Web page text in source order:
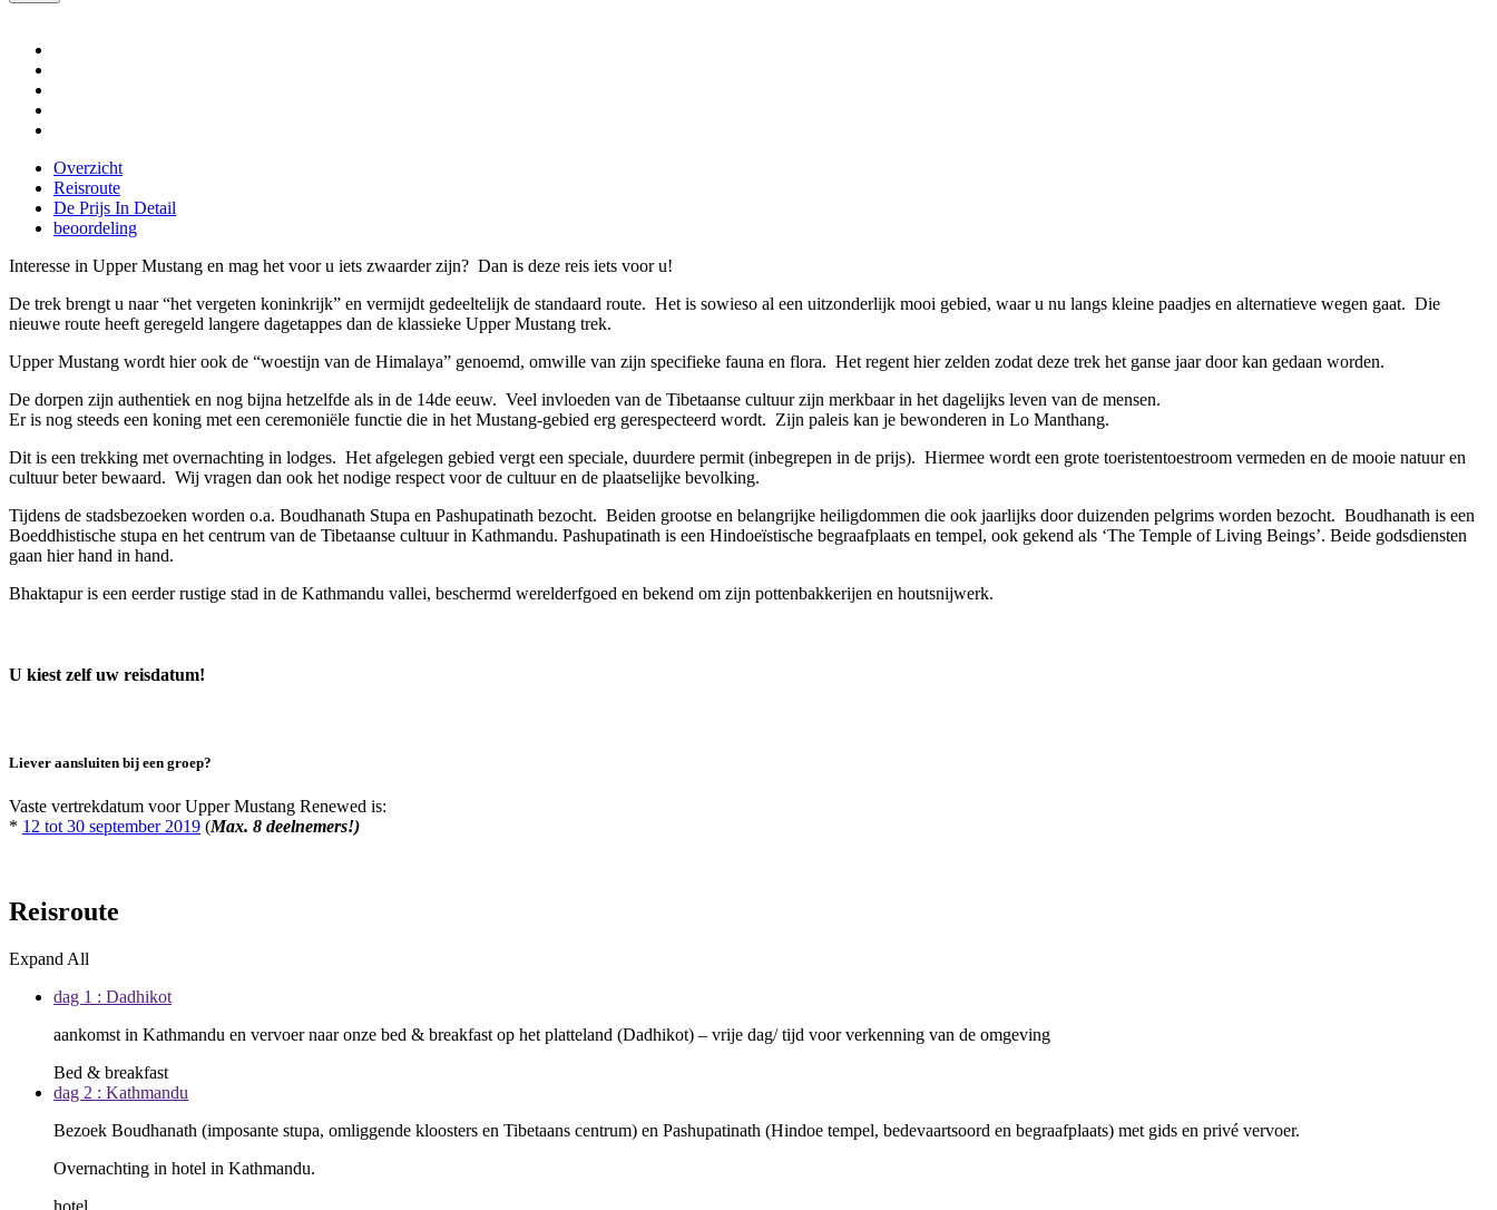
Overzicht
Reisroute
De Prijs In Detail
beoordeling
Interesse in Upper Mustang en mag het voor u iets zwaarder zijn? Dan is deze reis iets voor u!
De trek brengt u naar “het vergeten koninkrijk” en vermijdt gedeeltelijk de standaard route. Het is sowieso al een uitzonderlijk mooi gebied, waar u nu langs kleine paadjes en alternatieve wegen gaat. Die
nieuwe route heeft geregeld langere dagetappes dan de klassieke Upper Mustang trek.
Upper Mustang wordt hier ook de “woestijn van de Himalaya” genoemd, omwille van zijn specifieke fauna en flora. Het regent hier zelden zodat deze trek het ganse jaar door kan gedaan worden.
De dorpen zijn authentiek en nog bijna hetzelfde als in de 14de eeuw. Veel invloeden van de Tibetaanse cultuur zijn merkbaar in het dagelijks leven van de mensen.
Er is nog steeds een koning met een ceremoniële functie die in het Mustang-gebied erg gerespecteerd wordt. Zijn paleis kan je bewonderen in Lo Manthang.
Dit is een trekking met overnachting in lodges. Het afgelegen gebied vergt een speciale, duurdere permit (inbegrepen in de prijs). Hiermee wordt een grote toeristentoestroom vermeden en de mooie natuur en
cultuur beter bewaard. Wij vragen dan ook het nodige respect voor de cultuur en de plaatselijke bevolking.
Tijdens de stadsbezoeken worden o.a. Boudhanath Stupa en Pashupatinath bezocht. Beiden grootse en belangrijke heiligdommen die ook jaarlijks door duizenden pelgrims worden bezocht. Boudhanath is een
Boeddhistische stupa en het centrum van de Tibetaanse cultuur in Kathmandu. Pashupatinath is een Hindoeïstische begraafplaats en tempel, ook gekend als ‘The Temple of Living Beings’. Beide godsdiensten
gaan hier hand in hand.
Bhaktapur is een eerder rustige stad in de Kathmandu vallei, beschermd werelderfgoed en bekend om zijn pottenbakkerijen en houtsnijwerk.
U kiest zelf uw reisdatum!
Liever aansluiten bij een groep?
Vaste vertrekdatum voor Upper Mustang Renewed is:
* 12 tot 30 september 2019 (Max. 8 deelnemers!)
Reisroute
Expand All
dag 1 : Dadhikot
aankomst in Kathmandu en vervoer naar onze bed & breakfast op het platteland (Dadhikot) – vrije dag/ tijd voor verkenning van de omgeving
Bed & breakfast
dag 2 : Kathmandu
Bezoek Boudhanath (imposante stupa, omliggende kloosters en Tibetaans centrum) en Pashupatinath (Hindoe tempel, bedevaartsoord en begraafplaats) met gids en privé vervoer.
Overnachting in hotel in Kathmandu.
hotel